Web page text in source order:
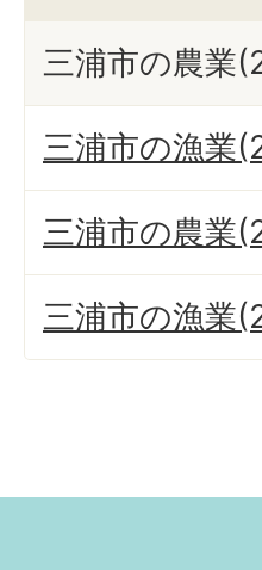
三浦市の農業
三浦市の漁業
三浦市の農業
三浦市の漁業